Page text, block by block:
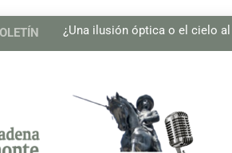
¿Una ilusión óptica o el cielo
Se adoptan medidas
¿Una ilusión óptica o el cielo
Se adoptan medidas
Realizan Expo Innovación